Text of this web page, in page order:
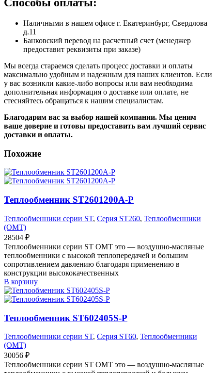
Наличными в нашем офисе г. Екатеринбург, Свердлова
д.11
Банковский перевод на расчетный счет (менеджер
предоставит реквизиты при заказе)
Мы всегда стараемся сделать процесс доставки и оплаты
максимально удобным и надежным для наших клиентов. Если
у вас возникли какие-либо вопросы или вам необходима
дополнительная информация о доставке или оплате, не
стесняйтесь обращаться к нашим специалистам.
Благодарим вас за выбор нашей компании. Мы ценим
ваше доверие и готовы предоставить вам лучший сервис
доставки и оплаты.
Похожие
Теплообменник ST2601200A-P
Теплообменники серии ST, Серия ST260, Теплообменники
(OMT)
28504 ₽
Теплообменники серии ST OMT это — воздушно-масляные
теплообменники с высокой теплопередачей и большим
сопротивлением давлению благодаря применению в
конструкции высококачественных
В корзину
Теплообменник ST602405S-P
Теплообменники серии ST, Серия ST60, Теплообменники
(OMT)
30056 ₽
Теплообменники серии ST OMT это — воздушно-масляные